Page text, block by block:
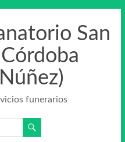
San
funerarios